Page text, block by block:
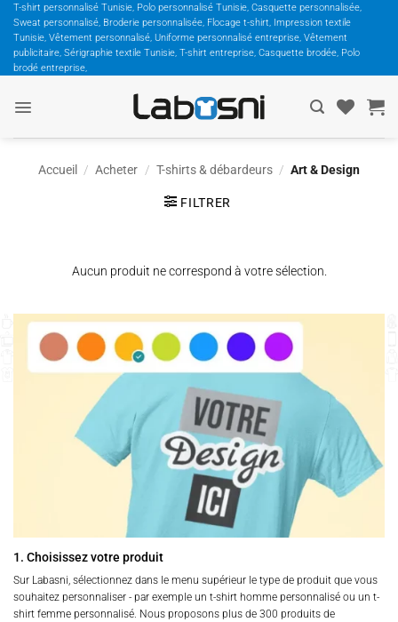
Passer
contenu
T-shirt personnalisé Tunisie, Polo personnalisé Tunisie, Casquette personnalisée,
Sweat personnalisé, Broderie personnalisée, Flocage t-shirt, Impression textile
Tunisie, Vêtement personnalisé, Uniforme personnalisé entreprise, Vêtement
publicitaire, Sérigraphie textile Tunisie, T-shirt entreprise, Casquette brodée, Polo
brodé entreprise,
Accueil / Acheter / T-shirts & débardeurs / Art & Design
FILTRER
Aucun produit ne correspond à votre sélection.
1. Choisissez votre produit
Sur Labasni, sélectionnez dans le menu supérieur le type de produit que vous
souhaitez personnaliser - par exemple un t-shirt homme personnalisé ou un t-
shirt femme personnalisé. Nous proposons plus de 300 produits de